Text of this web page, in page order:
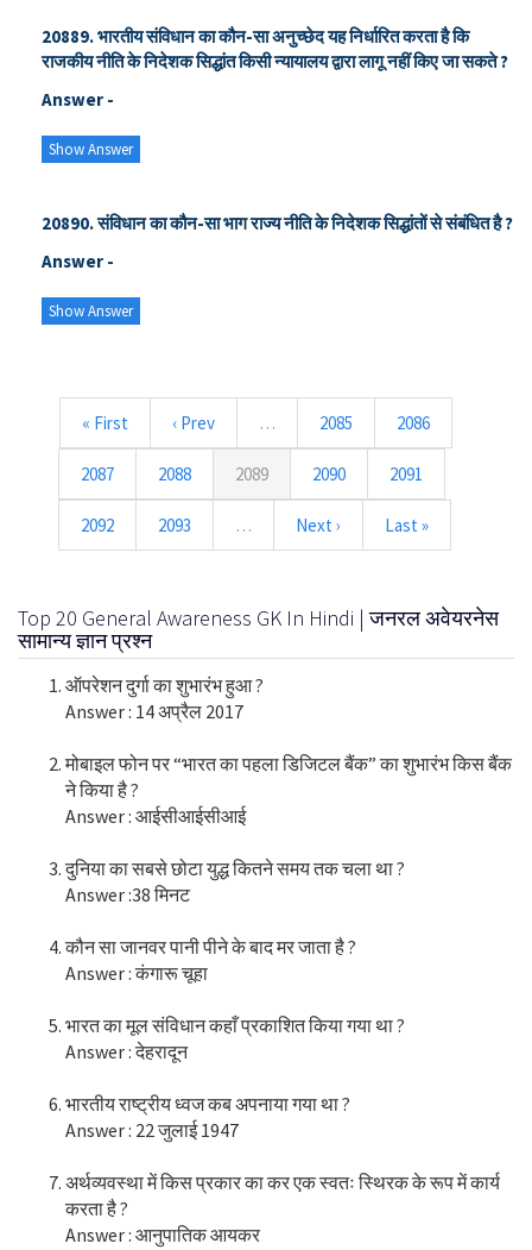
20889. भारतीय संविधान का कौन-सा अनुच्छेद यह निर्धारित करता है कि
राजकीय नीति के निदेशक सिद्धांत किसी न्यायालय द्वारा लागू नहीं किए जा सकते ?
Answer -
Show Answer
20890. संविधान का कौन-सा भाग राज्य नीति के निदेशक सिद्धांतों से संबंधित है ?
Answer -
Show Answer
« First ‹ Prev … 2085 2086
2087 2088 2089 2090 2091
2092 2093 … Next › Last »
Top 20 General Awareness GK In Hindi | जनरल अवेयरनेस
सामान्य ज्ञान प्रश्न
ऑपरेशन दुर्गा का शुभारंभ हुआ ?
Answer : 14 अप्रैल 2017
मोबाइल फोन पर “भारत का पहला डिजिटल बैंक” का शुभारंभ किस बैंक
ने किया है ?
Answer : आईसीआईसीआई
दुनिया का सबसे छोटा युद्ध कितने समय तक चला था ?
Answer :38 मिनट
कौन सा जानवर पानी पीने के बाद मर जाता है ?
Answer : कंगारू चूहा
भारत का मूल संविधान कहाँ प्रकाशित किया गया था ?
Answer : देहरादून
भारतीय राष्ट्रीय ध्वज कब अपनाया गया था ?
Answer : 22 जुलाई 1947
अर्थव्यवस्था में किस प्रकार का कर एक स्वतः स्थिरक के रूप में कार्य
करता है ?
Answer : आनुपातिक आयकर